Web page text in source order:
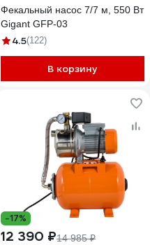
Фекальный насос 7/7 м, 550 Вт
Gigant GFP-03
4.5(122)
В корзину
-17%
12 390 ₽14 985 ₽